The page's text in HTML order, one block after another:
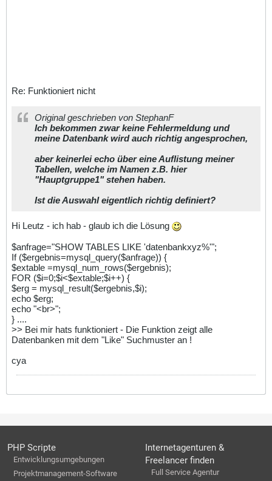
Re: Funktioniert nicht
Original geschrieben von StephanF
Ich bekommen zwar keine Fehlermeldung und
meine Datenbank wird auch richtig angesprochen,
aber keinerlei echo über eine Auflistung meiner
Tabellen, welche im Namen z.B. hier
"Hauptgruppe1" stehen haben.
Ist die Auswahl eigentlich richtig definiert?
Hi Leutz - ich hab - glaub ich die Lösung
$anfrage="SHOW TABLES LIKE 'datenbankxyz%'";
If ($ergebnis=mysql_query($anfrage)) {
$extable =mysql_num_rows($ergebnis);
FOR ($i=0;$i<$extable;$i++) {
$erg = mysql_result($ergebnis,$i);
echo $erg;
echo "<br>";
} ....
>> Bei mir hats funktioniert - Die Funktion zeigt alle
Datenbanken mit dem "Like" Suchmuster an !
cya
PHP Scripte
Entwicklungsumgebungen
Projektmanagement-Software
Internetagenturen &
Freelancer finden
Full Service Agentur